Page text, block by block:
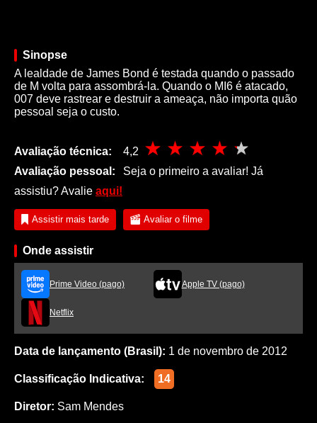
Sinopse
A lealdade de James Bond é testada quando o passado
de M volta para assombrá-la. Quando o MI6 é atacado,
007 deve rastrear e destruir a ameaça, não importa quão
pessoal seja o custo.
Avaliação técnica:
4,2
Avaliação pessoal:
Seja o primeiro a avaliar! Já
assistiu? Avalie aqui!
Assistir mais tarde Avaliar o filme
Onde assistir
Prime Video (pago) Apple TV (pago)
Netflix
Data de lançamento (Brasil): 1 de novembro de 2012
Classificação Indicativa: 14
Diretor: Sam Mendes